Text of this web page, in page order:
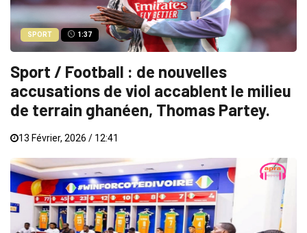
SPORT 1:37
Sport / Football : de nouvelles
accusations de viol accablent le milieu
de terrain ghanéen, Thomas Partey.
13 Février, 2026 / 12:41